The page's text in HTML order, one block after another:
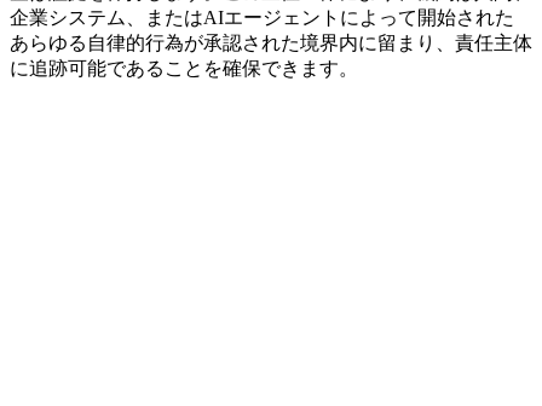
企業システム、またはAIエージェントによって開始された
あらゆる自律的行為が承認された境界内に留まり、責任主体
に追跡可能であることを確保できます。